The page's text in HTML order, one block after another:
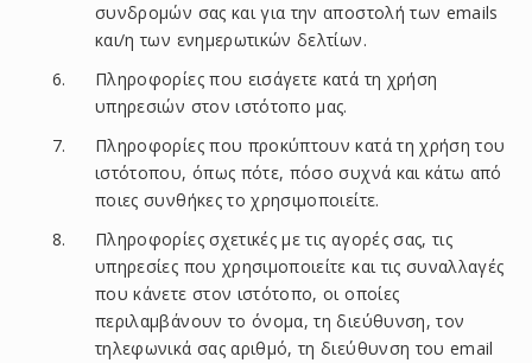
συνδρομών σας και για την αποστολή των emails
και/η των ενημερωτικών δελτίων.
Πληροφορίες που εισάγετε κατά τη χρήση
υπηρεσιών στον ιστότοπο μας.
Πληροφορίες που προκύπτουν κατά τη χρήση του
ιστότοπου, όπως πότε, πόσο συχνά και κάτω από
ποιες συνθήκες το χρησιμοποιείτε.
Πληροφορίες σχετικές με τις αγορές σας, τις
υπηρεσίες που χρησιμοποιείτε και τις συναλλαγές
που κάνετε στον ιστότοπο, οι οποίες
περιλαμβάνουν το όνομα, τη διεύθυνση, τον
τηλεφωνικά σας αριθμό, τη διεύθυνση του email
Previous